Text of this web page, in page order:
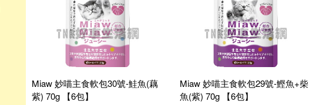
Miaw 妙喵主食軟包30號-鮭魚(藕
紫) 70g 【6包】
Miaw 妙喵主食軟包29號-鰹魚+柴
魚(紫) 70g 【6包】